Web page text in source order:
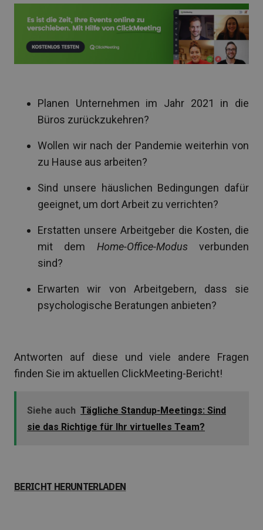
Planen Unternehmen im Jahr 2021 in die
Büros zurückzukehren?
Wollen wir nach der Pandemie weiterhin von
zu Hause aus arbeiten?
Sind unsere häuslichen Bedingungen dafür
geeignet, um dort Arbeit zu verrichten?
Erstatten unsere Arbeitgeber die Kosten, die
mit dem Home-Office-Modusverbunden
sind?
Erwarten wir von Arbeitgebern, dass sie
psychologische Beratungen anbieten?
Antworten auf diese und viele andere Fragen
finden Sie im aktuellen ClickMeeting-Bericht!
Siehe auch Tägliche Standup-Meetings: Sind
sie das Richtige für Ihr virtuelles Team?
BERICHT HERUNTERLADEN